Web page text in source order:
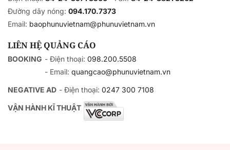
Đường dây nóng: 094.170.7373
Email: baophunuvietnam@phunuvietnam.vn
LIÊN HỆ QUẢNG CÁO
BOOKING - Điện thoại: 098.200.5508
- Email: quangcao@phunuvietnam.vn
NEGATIVE AD - Điện thoại: 0247 300 7108
VẬN HÀNH KĨ THUẬT